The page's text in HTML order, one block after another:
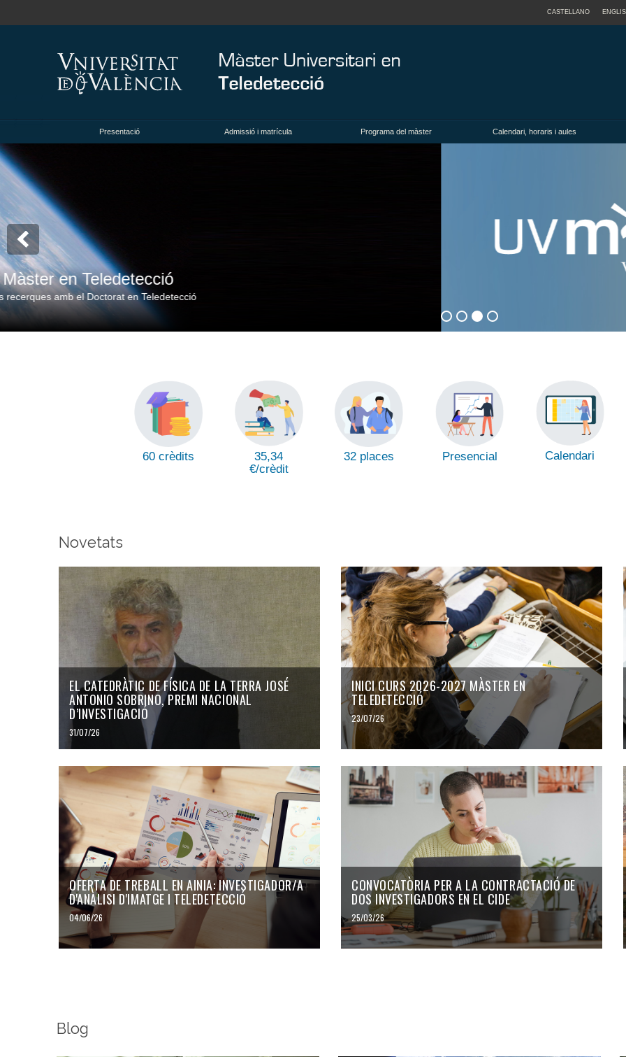
CASTELLANO
Presentació Admissió i matrícula Programa del màster Calendari, horaris i aules
60 crèdits
35,34
€/crèdit
32 places Presencial Calendari
Novetats
EL CATEDRÀTIC DE FÍSICA DE LA TERRA JOSÉ
ANTONIO SOBRINO, PREMI NACIONAL
D’INVESTIGACIÓ
31/07/26
INICI CURS 2026-2027 MÀSTER EN
TELEDETECCIÓ
23/07/26
OFERTA DE TREBALL EN AINIA: INVESTIGADOR/A
D'ANÀLISI D'IMATGE I TELEDETECCIÓ
04/06/26
CONVOCATÒRIA PER A LA CONTRACTACIÓ DE
DOS INVESTIGADORS EN EL CIDE
25/03/26
Blog